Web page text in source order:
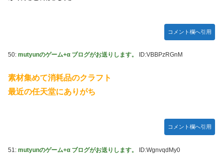
コメント欄へ引用
50: mutyunのゲーム+α ブログがお送りします。 ID:VBBPzRGnM
素材集めて消耗品のクラフト
最近の任天堂にありがち
コメント欄へ引用
51: mutyunのゲーム+α ブログがお送りします。 ID:WgnvqdMy0